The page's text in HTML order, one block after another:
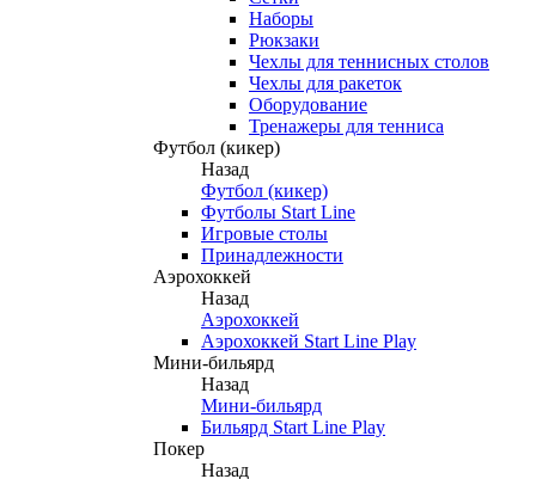
Наборы
Рюкзаки
Чехлы для теннисных столов
Чехлы для ракеток
Оборудование
Тренажеры для тенниса
Футбол (кикер)
Назад
Футбол (кикер)
Футболы Start Line
Игровые столы
Принадлежности
Аэрохоккей
Назад
Аэрохоккей
Аэрохоккей Start Line Play
Мини-бильярд
Назад
Мини-бильярд
Бильярд Start Line Play
Покер
Назад